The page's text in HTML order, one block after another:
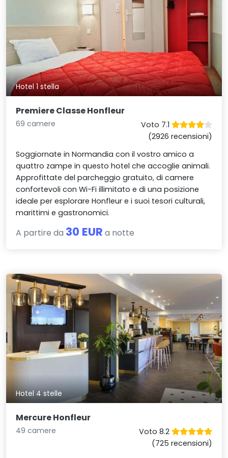
Hotel 1 stella
Premiere Classe Honfleur
69 camere
Voto 7.1
(2926 recensioni)
Soggiornate in Normandia con il vostro amico a
quattro zampe in questo hotel che accoglie animali.
Approfittate del parcheggio gratuito, di camere
confortevoli con Wi-Fi illimitato e di una posizione
ideale per esplorare Honfleur e i suoi tesori culturali,
marittimi e gastronomici.
A partire da 30 EUR a notte
Hotel 4 stelle
Mercure Honfleur
49 camere
Voto 8.2
(725 recensioni)